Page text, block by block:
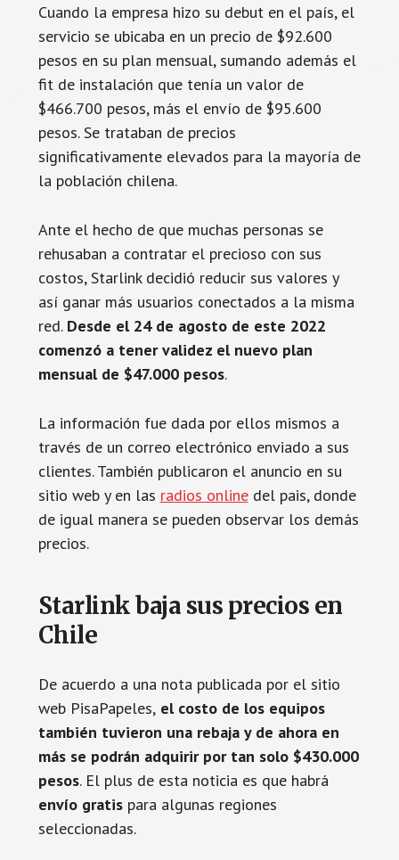
Cuando la empresa hizo su debut en el país, el
servicio se ubicaba en un precio de $92.600
pesos en su plan mensual, sumando además el
fit de instalación que tenía un valor de
$466.700 pesos, más el envío de $95.600
pesos. Se trataban de precios
significativamente elevados para la mayoría de
la población chilena.
Ante el hecho de que muchas personas se
rehusaban a contratar el precioso con sus
costos, Starlink decidió reducir sus valores y
así ganar más usuarios conectados a la misma
red. Desde el 24 de agosto de este 2022
comenzó a tener validez el nuevo plan
mensual de $47.000 pesos.
La información fue dada por ellos mismos a
través de un correo electrónico enviado a sus
clientes. También publicaron el anuncio en su
sitio web y en las radios onlinedel pais, donde
de igual manera se pueden observar los demás
precios.
Starlink baja sus precios en
Chile
De acuerdo a una nota publicada por el sitio
web PisaPapeles,el costo de los equipos
también tuvieron una rebaja y de ahora en
más se podrán adquirir por tan solo $430.000
pesos. El plus de esta noticia es que habrá
envío gratis para algunas regiones
seleccionadas.